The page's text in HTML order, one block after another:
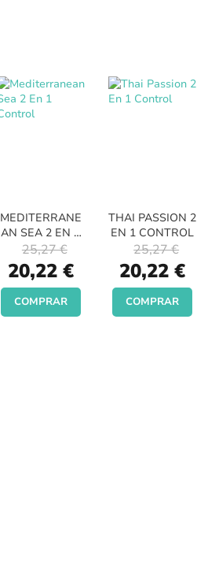
MEDITERRANE
AN SEA 2 EN 1
CONTROL
Special
Price
20,22 €
25,27 €
COMPRAR
THAI PASSION 2
EN 1 CONTROL
Special
Price
20,22 €
25,27 €
COMPRAR